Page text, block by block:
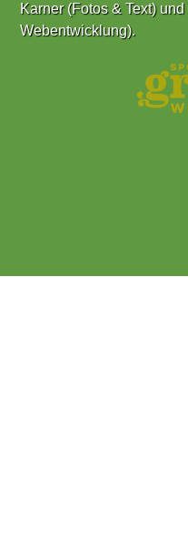
Karner (Fotos & Text)und
Webentwicklung).